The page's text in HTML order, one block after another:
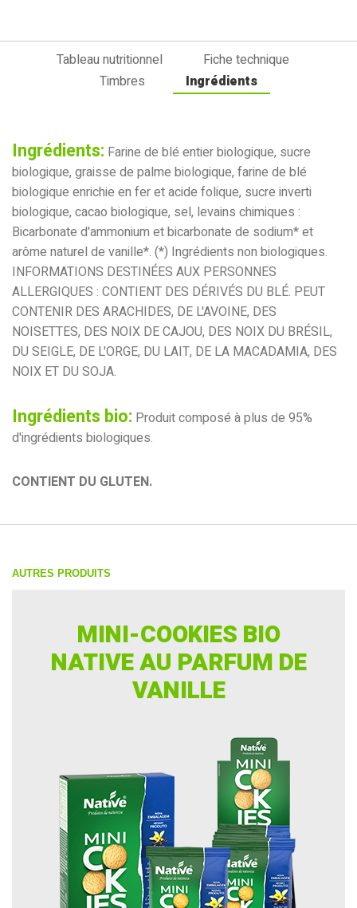
Tableau nutritionnel
Fiche technique
Timbres
Ingrédients
Ingrédients: Farine de blé entier biologique, sucre
biologique, graisse de palme biologique, farine de blé
biologique enrichie en fer et acide folique, sucre inverti
biologique, cacao biologique, sel, levains chimiques :
Bicarbonate d'ammonium et bicarbonate de sodium* et
arôme naturel de vanille*. (*) Ingrédients non biologiques.
INFORMATIONS DESTINÉES AUX PERSONNES
ALLERGIQUES : CONTIENT DES DÉRIVÉS DU BLÉ. PEUT
CONTENIR DES ARACHIDES, DE L'AVOINE, DES
NOISETTES, DES NOIX DE CAJOU, DES NOIX DU BRÉSIL,
DU SEIGLE, DE L'ORGE, DU LAIT, DE LA MACADAMIA, DES
NOIX ET DU SOJA.
Ingrédients bio: Produit composé à plus de 95%
d'ingrédients biologiques.
CONTIENT DU GLUTEN.
AUTRES PRODUITS
MINI-COOKIES BIO
NATIVE AU PARFUM DE
VANILLE